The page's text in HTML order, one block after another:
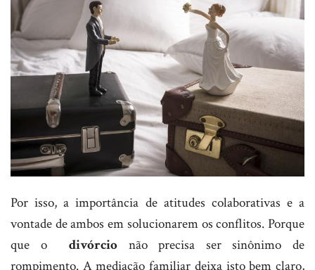
Por isso, a importância de atitudes colaborativas e a
vontade de ambos em solucionarem os conflitos. Porque
que o divórcionão precisa ser sinônimo de
rompimento. A mediação familiar deixa isto bem claro,